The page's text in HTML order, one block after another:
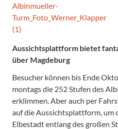
Aussichtsplattform bietet
über Magdeburg
Besucher können bis Ende
montags die 252 Stufen des
erklimmen. Aber auch per
auf die Aussichtsplattform, um
Elbestadt entlang des großen